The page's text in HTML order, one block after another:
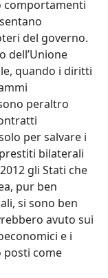
comportamenti
del governo.
dell’Unione
quando i diritti
peraltro
per salvare i
bilaterali
gli Stati che
pur ben
si sono ben
avuto sui
e i
posti come